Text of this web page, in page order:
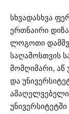
სხვადასხვა
ერთნაირი
ლოგოთი
საღამოსთვის
მომღიმარი, აწ
და